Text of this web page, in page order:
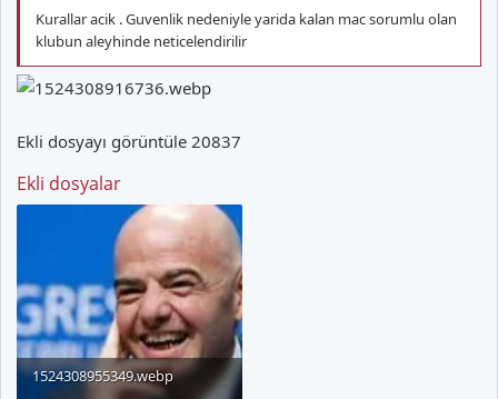
Kurallar acik . Guvenlik nedeniyle yarida kalan mac sorumlu olan
klubun aleyhinde neticelendirilir
Ekli dosyayı görüntüle 20837
Ekli dosyalar
1524308955349.webp